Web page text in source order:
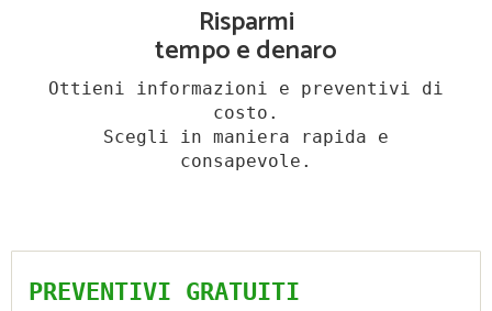
Risparmi
tempo e denaro
Ottieni informazioni e preventivi di
costo.
Scegli in maniera rapida e
consapevole.
PREVENTIVI GRATUITI